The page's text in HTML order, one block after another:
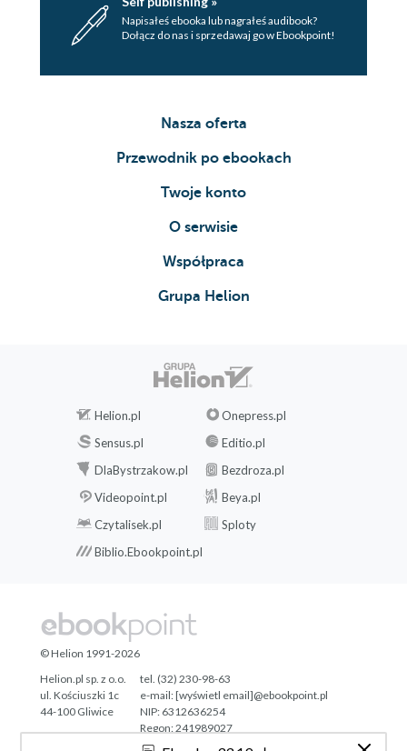
Napisałeś ebooka lub nagrałeś audibook?
Dołącz do nas i sprzedawaj go w Ebookpoint!
Nasza oferta
Przewodnik po ebookach
Twoje konto
O serwisie
Współpraca
Grupa Helion
Helion.pl
Onepress.pl
Sensus.pl
Editio.pl
DlaBystrzakow.pl
Bezdroza.pl
Videopoint.pl
Beya.pl
Czytalisek.pl
Sploty
Biblio.Ebookpoint.pl
© Helion 1991-2026
Helion.pl sp. z o.o.
ul. Kościuszki 1c
44-100 Gliwice
tel. (32) 230-98-63
e-mail:[wyświetl email]@ebookpoint.pl
NIP: 6312636254
Regon: 241989027